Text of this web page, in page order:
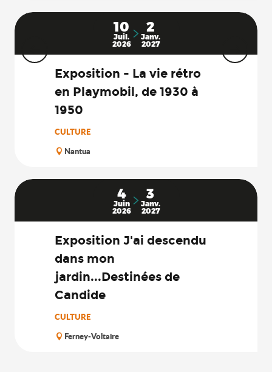
10
Juil.
2026
2
Janv.
2027
Exposition - La vie rétro
en Playmobil, de 1930 à
1950
CULTURE
Nantua
4
Juin
2026
3
Janv.
2027
Exposition J'ai descendu
dans mon
jardin...Destinées de
Candide
CULTURE
Ferney-Voltaire